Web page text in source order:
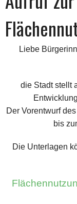
Liebe
die Stadt stellt
Der Vorentwurf
bis
Die Unterlagen